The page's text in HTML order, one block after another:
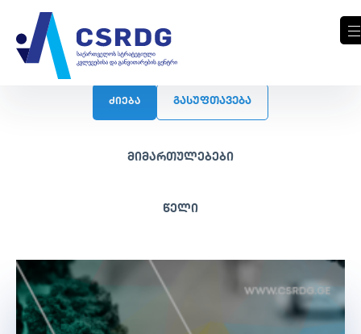
მიმართულებები
წელი
ძიება ᲒᲐᲡᲣᲤᲗᲐᲕᲔᲑᲐ